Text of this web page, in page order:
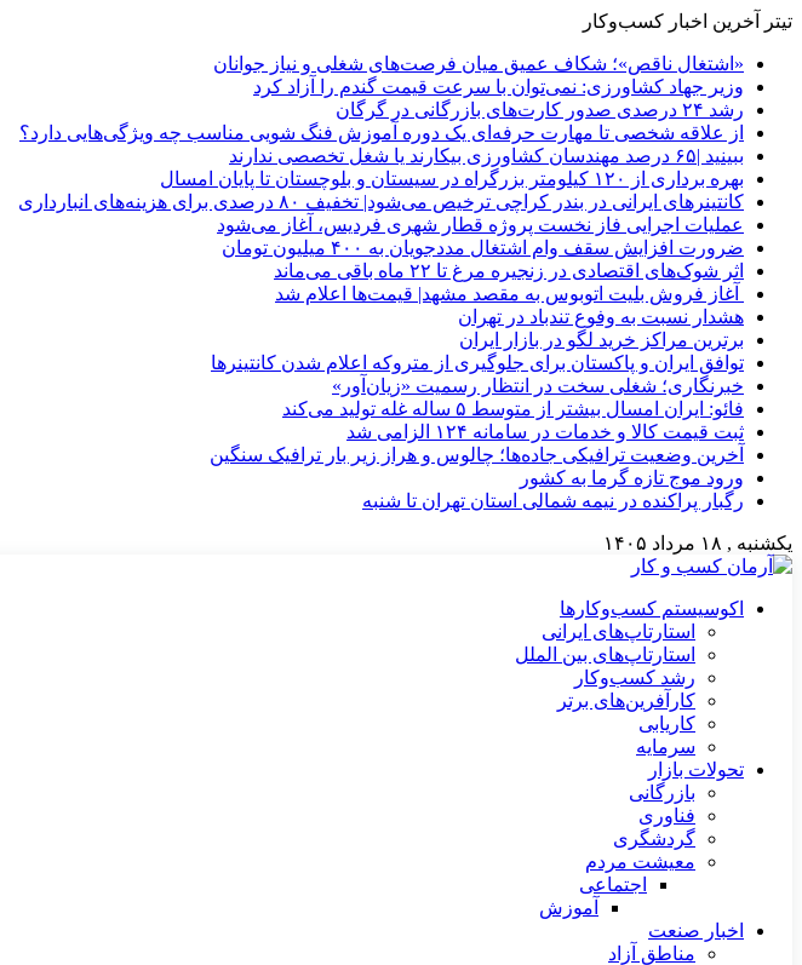
تیتر آخرین اخبار کسب‌وکار
«اشتغال ناقص»؛ شکاف عمیق میان فرصت‌های شغلی و نیاز جوانان
وزیر جهاد کشاورزی: نمی‌توان با سرعت قیمت گندم را آزاد کرد
رشد ۲۴ درصدی صدور کارت‌های بازرگانی در گرگان
از علاقه شخصی تا مهارت حرفه‌ای یک دوره آموزش فنگ شویی مناسب چه ویژگی‌هایی دارد؟
ببینید |۶۵ درصد مهندسان کشاورزی بیکارند یا شغل تخصصی ندارند
بهره برداری از ۱۲۰ کیلومتر بزرگراه در سیستان و بلوچستان تا پایان امسال
کانتینرهای ایرانی در بندر کراچی ترخیص می‌شود| تخفیف ۸۰ درصدی برای هزینه‌های انبارداری
عملیات اجرایی فاز نخست پروژه قطار شهری فردیس، آغاز می‌شود
ضرورت افزایش سقف وام اشتغال مددجویان به ۴۰۰ میلیون تومان
اثر شوک‌های اقتصادی در زنجیره مرغ تا ۲۲ ماه باقی می‌ماند
آغاز فروش بلیت اتوبوس به مقصد مشهد| قیمت‌ها اعلام شد
هشدار نسبت به وفوع تندباد در تهران
برترین مراکز خرید لگو در بازار ایران
توافق ایران و پاکستان برای جلوگیری از متروکه اعلام شدن کانتینرها
خبرنگاری؛ شغلی سخت در انتظار رسمیت «زیان‌آور»
فائو: ایران امسال بیشتر از متوسط ۵ ساله غله تولید می‌کند
ثبت قیمت کالا و خدمات در سامانه ۱۲۴ الزامی شد
آخرین وضعیت ترافیکی جاده‌ها؛ چالوس و هراز زیر بار ترافیک سنگین
ورود موج تازه گرما به کشور
رگبار پراکنده در نیمه شمالی استان تهران تا شنبه
یکشنبه , ۱۸ مرداد ۱۴۰۵
اکوسیستم کسب‌وکارها
استارتاپ‌های ایرانی
استارتاپ‌های بین الملل
رشد کسب‌وکار
کارآفرین‌های برتر
کاریابی
سرمایه
تحولات بازار
بازرگانی
فناوری
گردشگری
معیشت مردم
اجتماعی
آموزش
اخبار صنعت
مناطق آزاد